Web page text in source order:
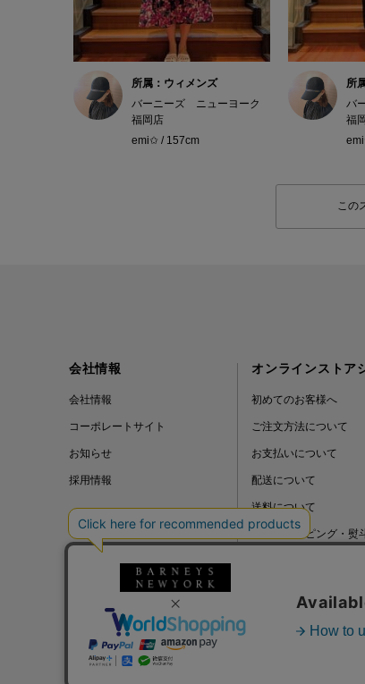
所属：ウィメンズ
バーニーズ ニューヨーク
福岡店
emi✩ / 157cm
所
バ
福
この
会社情報
会社情報
コーポレートサイト
お知らせ
採用情報
オンラインストア
初めてのお客様へ
ご注文方法について
お支払いについて
配送について
送料について
ギフトラッピング・熨